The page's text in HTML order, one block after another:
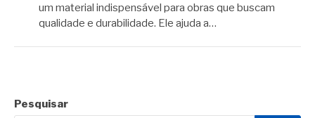
um material indispensável para obras que buscam
qualidade e durabilidade. Ele ajuda a…
Pesquisar